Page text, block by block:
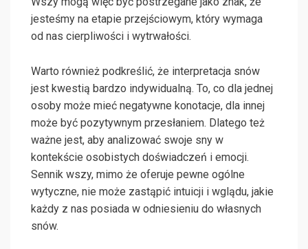
jesteśmy na etapie przejściowym, który wymaga
od nas cierpliwości i wytrwałości.
Warto również podkreślić, że interpretacja snów
jest kwestią bardzo indywidualną. To, co dla jednej
osoby może mieć negatywne konotacje, dla innej
może być pozytywnym przesłaniem. Dlatego też
ważne jest, aby analizować swoje sny w
kontekście osobistych doświadczeń i emocji.
Sennik wszy, mimo że oferuje pewne ogólne
wytyczne, nie może zastąpić intuicji i wglądu, jakie
każdy z nas posiada w odniesieniu do własnych
snów.